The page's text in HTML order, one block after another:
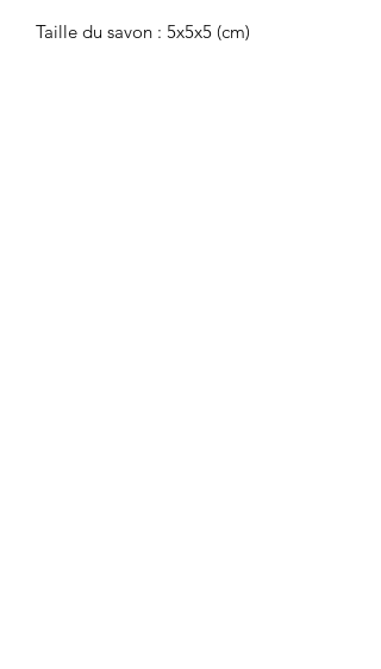
Taille du savon : 5x5x5 (cm)